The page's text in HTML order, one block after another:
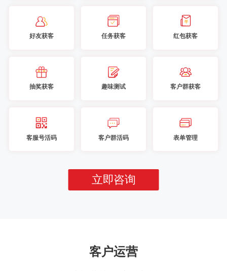
好友获客 任务获客 红包获客
抽奖获客 趣味测试 客户群获客
客服号活码 客户群活码 表单管理
立即咨询
客户运营